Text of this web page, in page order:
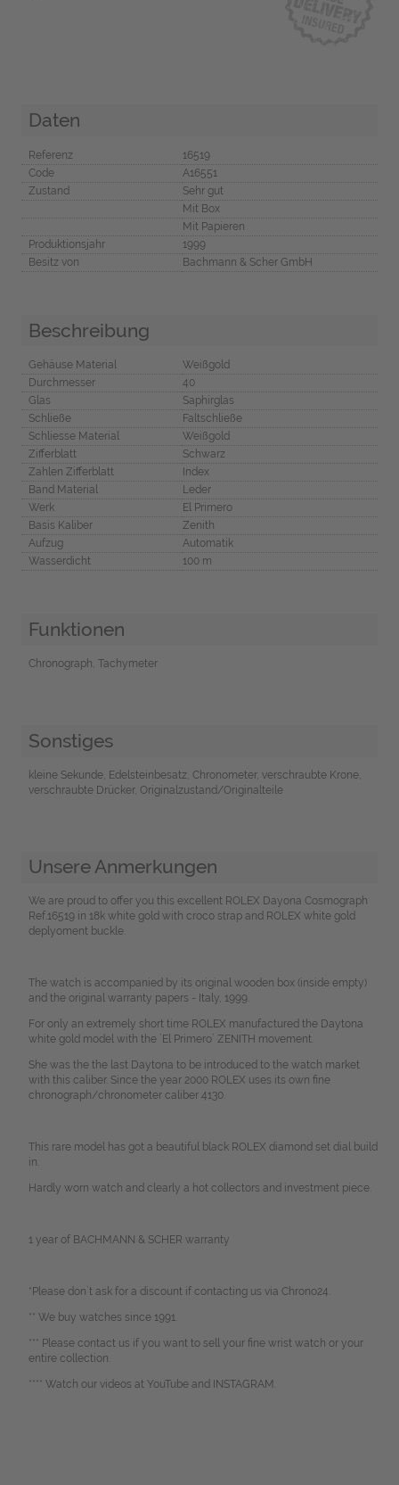
Daten
Referenz
16519
Code
A16551
Zustand
Sehr gut
Mit Box
Mit Papieren
Produktionsjahr
1999
Besitz von
Bachmann & Scher GmbH
Beschreibung
Gehäuse Material
Weißgold
Durchmesser
40
Glas
Saphirglas
Schließe
Faltschließe
Schliesse Material
Weißgold
Zifferblatt
Schwarz
Zahlen Zifferblatt
Index
Band Material
Leder
Werk
El Primero
Basis Kaliber
Zenith
Aufzug
Automatik
Wasserdicht
100 m
Funktionen
Chronograph, Tachymeter
Sonstiges
kleine Sekunde, Edelsteinbesatz, Chronometer, verschraubte Krone,
verschraubte Drücker, Originalzustand/Originalteile
Unsere Anmerkungen
We are proud to offer you this excellent ROLEX Dayona Cosmograph
Ref.16519 in 18k white gold with croco strap and ROLEX white gold
deplyoment buckle.
The watch is accompanied by its original wooden box (inside empty)
and the original warranty papers - Italy, 1999.
For only an extremely short time ROLEX manufactured the Daytona
white gold model with the `El Primero´ ZENITH movement.
She was the the last Daytona to be introduced to the watch market
with this caliber. Since the year 2000 ROLEX uses its own fine
chronograph/chronometer caliber 4130.
This rare model has got a beautiful black ROLEX diamond set dial build
in.
Hardly worn watch and clearly a hot collectors and investment piece.
1 year of BACHMANN & SCHER warranty
*Please don`t ask for a discount if contacting us via Chrono24.
** We buy watches since 1991.
*** Please contact us if you want to sell your fine wrist watch or your
entire collection.
**** Watch our videos at YouTube and INSTAGRAM.